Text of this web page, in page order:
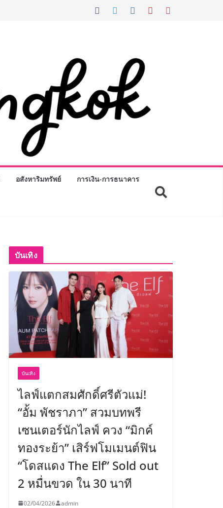
อสังหาริมทรัพย์ การเงิน-การธนาคาร
บันเทิง
บันเทิง
ไลฟ์แตกสมศักดิ์ศรีตัวแม่!
“อั้ม พัชราภา” สวมบทพรี
เซนเตอร์นักไลฟ์ ควง “มิกค์
ทองระย้า” เสิร์ฟโมเมนต์ฟิน
“โดสแดง The Elf” Sold out
2 หมื่นขวด ใน 30 นาที
02/04/2026 admin